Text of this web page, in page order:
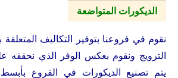
الديكورات المتواضعة
نقوم في فروعنا بتوفير التكاليف المتعلقة
الترويج ونقوم بعكس الوفر الذي نحققه
يتم تصنيع الديكورات في الفروع